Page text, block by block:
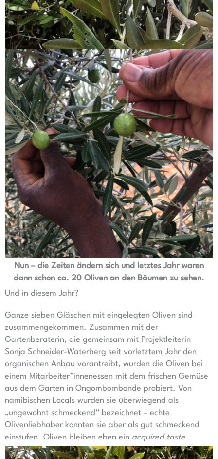
Nun – die Zeiten ändern sich und letztes Jahr waren
dann schon ca. 20 Oliven an den Bäumen zu sehen.​
Und in diesem Jahr?
Ganze sieben Gläschen mit eingelegten Oliven sind
zusammengekommen. Zusammen mit der
Gartenberaterin, die gemeinsam mit Projektleiterin
Sonja Schneider-Waterberg seit vorletztem Jahr den
organischen Anbau vorantreibt, wurden die Oliven bei
einem Mitarbeiter*innenessen mit dem frischen Gemüse
aus dem Garten in Ongombombonde probiert. Von
namibischen Locals wurden sie überwiegend als
„ungewohnt schmeckend“ bezeichnet – echte
Olivenliebhaber konnten sie aber als gut schmeckend
einstufen. Oliven bleiben eben ein acquired taste.